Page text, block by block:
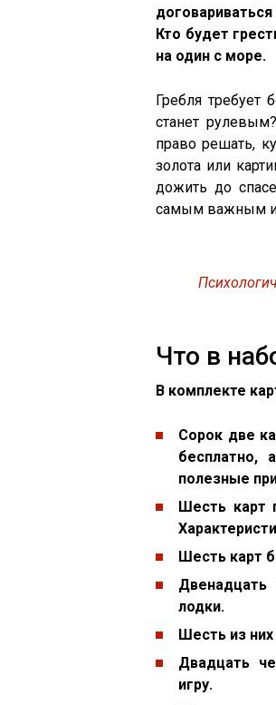
Кто будет
на один с море.
Гребля требует
станет
право решать,
золота или
дожить до
самым важным
Что в
В комплекте
Сорок две
бесплатно,
полезные
Шесть карт
Шесть карт
лодки.
Шесть из
Двадцать
игру.